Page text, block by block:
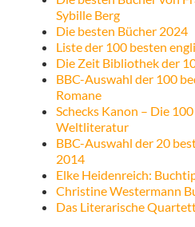
Sybille Berg
Die besten Bücher 2024
Liste der 100 besten
Die Zeit Bibliothek der
BBC-Auswahl der 100
Romane
Schecks Kanon – Die
Weltliteratur
BBC-Auswahl der 20
2014
Elke Heidenreich:
Christine Westermann
Das Literarische